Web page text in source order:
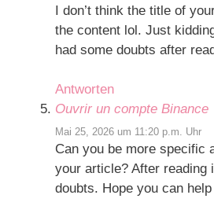
I don’t think the title of
the content lol. Just
had some doubts after
Antworten
Ouvrir un compte Binance
Mai 25, 2026 um 11:20 p.m. Uhr
Can you be more specific
your article? After reading
doubts. Hope you can